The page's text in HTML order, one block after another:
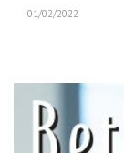
01/02/2022